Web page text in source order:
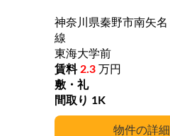
詳細
神奈川県秦野市南矢名
線
東海大学前
2.3 万円
1K